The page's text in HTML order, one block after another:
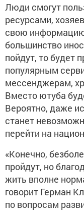
Люди смогут
ресурсами,
свою
большинство
пойдут, то будет
популярным
мессенджерам,
Вместо ютуба
Вероятно, даже
станет
перейти на
«Конечно,
пройдут, но
жить вполне
говорит Герман
по вопросам